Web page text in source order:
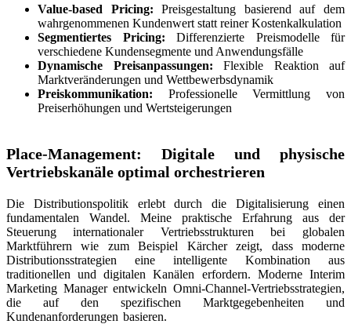
Value-based Pricing: Preisgestaltung basierend auf dem
wahrgenommenen Kundenwert statt reiner Kostenkalkulation
Segmentiertes Pricing: Differenzierte Preismodelle für
verschiedene Kundensegmente und Anwendungsfälle
Dynamische Preisanpassungen: Flexible Reaktion auf
Marktveränderungen und Wettbewerbsdynamik
Preiskommunikation: Professionelle Vermittlung von
Preiserhöhungen und Wertsteigerungen
Place-Management: Digitale und physische
Vertriebskanäle optimal orchestrieren
Die Distributionspolitik erlebt durch die Digitalisierung einen
fundamentalen Wandel. Meine praktische Erfahrung aus der
Steuerung internationaler Vertriebsstrukturen bei globalen
Marktführern wie zum Beispiel Kärcher zeigt, dass moderne
Distributionsstrategien eine intelligente Kombination aus
traditionellen und digitalen Kanälen erfordern. Moderne Interim
Marketing Manager entwickeln Omni-Channel-Vertriebsstrategien,
die auf den spezifischen Marktgegebenheiten und
Kundenanforderungen basieren.